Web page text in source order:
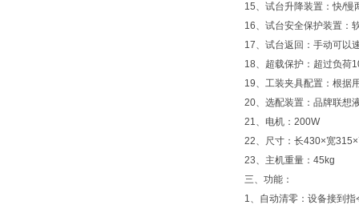
15、试台升降装置：快/慢
16、试台安全保护装置：
17、试台返回：手动可以
18、超载保护：超过负荷
19、工装夹具配置：根据
20、选配装置：品牌联想
21、电机：200W
22、尺寸：长430×宽
23、主机重量：45kg
三、 功能：
1、自动清零：设备接到